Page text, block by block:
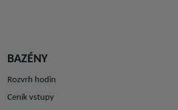
BAZÉNY
Rozvrh hodin
Ceník vstupy